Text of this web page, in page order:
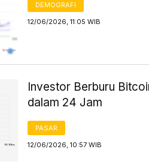
DEMOGRAFI
12/06/2026, 11:05 WIB
Investor Berburu
dalam 24 Jam
PASAR
12/06/2026, 10:57 WIB